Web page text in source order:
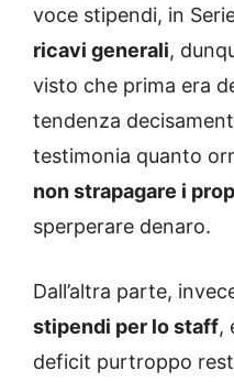
voce stipendi, in
ricavi generali,
visto che prima era
tendenza
testimonia quanto
non strapagare i
sperperare denaro.
Dall’altra parte,
stipendi per lo staff,
deficit purtroppo